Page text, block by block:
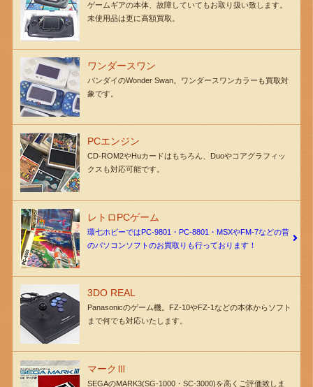
ゲームギアの本体、故障していてもお取り扱い致します。
未使用品は更に高額買取。
ワンダースワン
バンダイのWonder Swan。ワンダースワンカラーも買取対
象です。
PCエンジン
CD-ROM2やHuカードはもちろん、Duoやコアグラフィッ
クスも対応可能です。
レトロPCゲーム
環七ホビーではPC-9801・PC-8801・MSXやFM-7などの昔
のパソコンソフトのお買取りも行っております！
3DO REAL
Panasonicのゲーム機。FZ-10やFZ-1などの本体からソフト
まで何でも対応いたします。
マークⅢ
SEGAのMARK3(SG-1000・SC-3000)を高くご評価致しま